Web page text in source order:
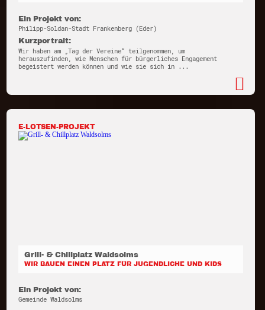
Ein Projekt von:
Philipp-Soldan-Stadt Frankenberg (Eder)
Kurzportrait:
Wir haben am „Tag der Vereine“ teilgenommen, um
herauszufinden, wie Menschen für bürgerliches Engagement
begeistert werden können und wie sie sich in ...
E-LOTSEN-PROJEKT
Grill- & Chillplatz Waldsolms
WIR BAUEN EINEN PLATZ FÜR JUGENDLICHE UND KIDS
Ein Projekt von:
Gemeinde Waldsolms